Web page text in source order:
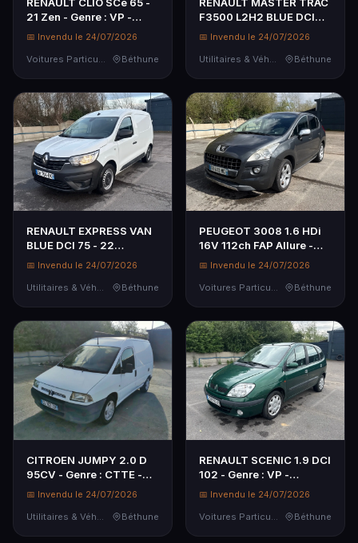
21 Zen - Genre : VP -
Carrosserie : CI - Energie
Kilométrage compteur :...
📅 Invendu le 24/07/2026
Béthune
F3500 L2H2 BLUE DCI
135 CONFORT - Genre :
FOURGON - Energie : GO
📅 Invendu le 24/07/2026
Béthune
RENAULT EXPRESS VAN
BLUE DCI 75 - 22
CONFORT - Genre : CTTE
- Energie : GO - Couleur :
📅 Invendu le 24/07/2026
Utilitaires & Véhicules de Société
Béthune
PEUGEOT 3008 1.6 HDi
16V 112ch FAP Allure -
Genre : VP - Carrosserie :
Couleur : GRIS - Kilomé...
📅 Invendu le 24/07/2026
Voitures Particulières
Béthune
CITROEN JUMPY 2.0 D
95CV - Genre : CTTE -
Carrosserie : FOURGON -
BLANC - Kilométrage
📅 Invendu le 24/07/2026
Béthune
RENAULT SCENIC 1.9 DCI
102 - Genre : VP -
Carrosserie : CI - Energie
Kilométrage compteur :
📅 Invendu le 24/07/2026
Béthune